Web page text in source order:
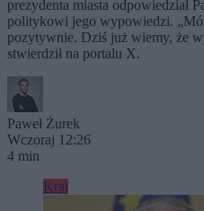
prezydenta miasta odpowiedział
politykowi jego wypowiedzi.
pozytywnie. Dziś już wiemy, że
stwierdził na portalu X.
Paweł Żurek
Wczoraj 12:26
4 min
Kraj